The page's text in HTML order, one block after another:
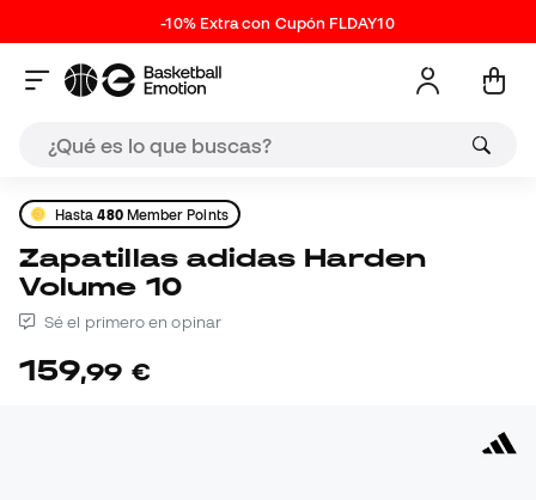
-10% Extra con Cupón FLDAY10
Hasta480Member Points
Zapatillas adidas Harden
Volume 10
Sé el primero en opinar
159,99 €